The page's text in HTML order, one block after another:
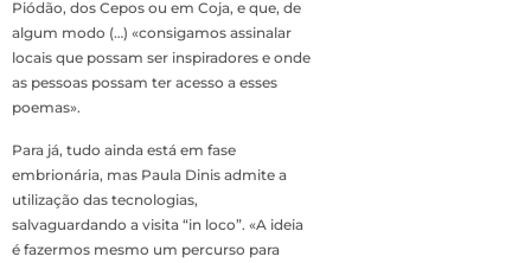
Piódão, dos Cepos ou em Coja, e que, de
algum modo (…) «consigamos assinalar
locais que possam ser inspiradores e onde
as pessoas possam ter acesso a esses
poemas».
Para já, tudo ainda está em fase
embrionária, mas Paula Dinis admite a
utilização das tecnologias,
salvaguardando a visita “in loco”. «A ideia
é fazermos mesmo um percurso para